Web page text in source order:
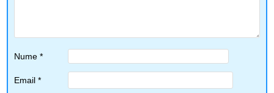
Nume*
Email*